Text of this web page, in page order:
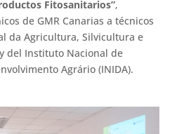
Fitosanitarios”,
de GMR Canarias a técnicos
da Agricultura, Silvicultura e
y del Instituto Nacional de
Agrário (INIDA).